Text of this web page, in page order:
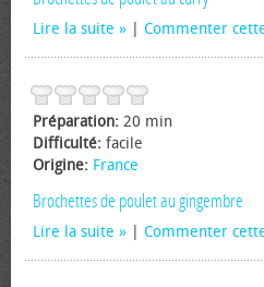
Lire la suite Commenter
Préparation: 20 min
Difficulté: facile
Origine: France
Brochettes de poulet au gingembre
Lire la suite Commenter